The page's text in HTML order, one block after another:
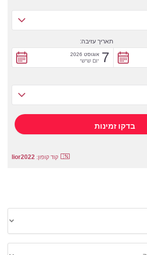
תאריך עזיבה:
7 אוגוסט 2026
יום שישי
קוד קופון: lior2022